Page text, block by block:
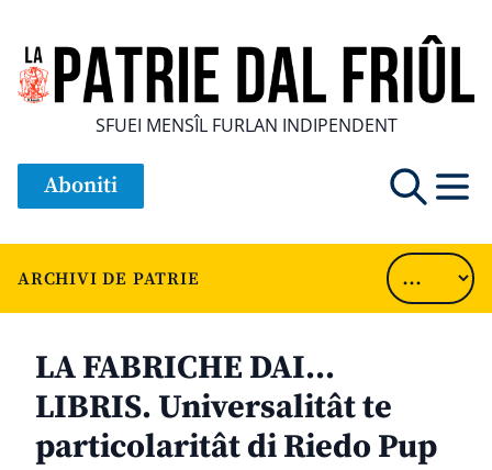
SFUEI MENSÎL FURLAN INDIPENDENT
Aboniti
ARCHIVI DE PATRIE
LA FABRICHE DAI…
LIBRIS. Universalitât te
particolaritât di Riedo Pup